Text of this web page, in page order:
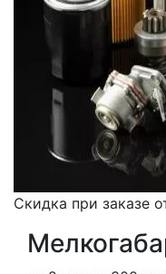
Скидка при заказе